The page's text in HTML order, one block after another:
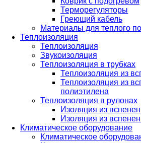
Терморегуляторы
Греющий кабель
Материалы для теплого
Теплоизоляция
Теплоизоляция
Звукоизоляция
Теплоизоляция в трубках
Теплоизоляция из
Теплоизоляция из
полиэтилена
Теплоизоляция в рулонах
Изоляция из
Изоляция из
Климатическое оборудование
Климатическое